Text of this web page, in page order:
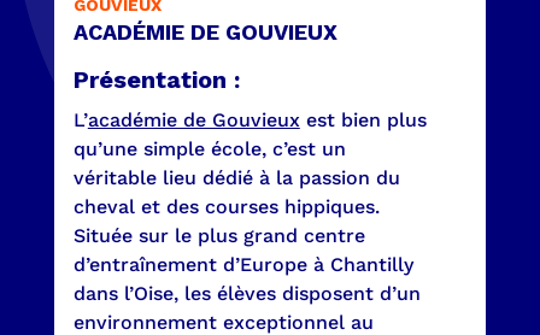
GOUVIEUX
ACADÉMIE DE GOUVIEUX
Présentation :
L’académie de Gouvieuxest bien plus
qu’une simple école, c’est un
véritable lieu dédié à la passion du
cheval et des courses hippiques.
Située sur le plus grand centre
d’entraînement d’Europe à Chantilly
dans l’Oise, les élèves disposent d’un
environnement exceptionnel au